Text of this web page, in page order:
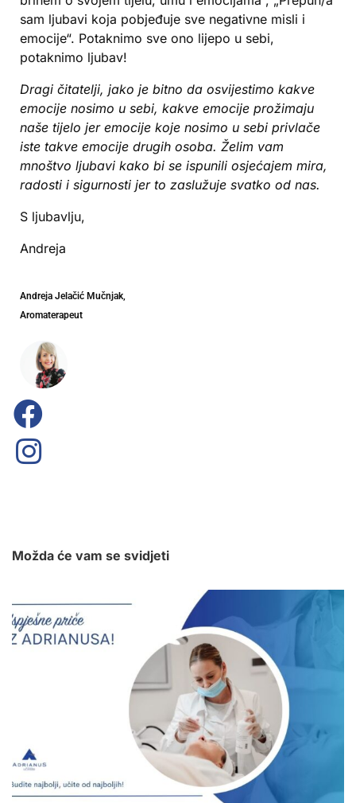
sam ljubavi koja pobjeđuje sve negativne misli i
emocije“. Potaknimo sve ono lijepo u sebi,
potaknimo ljubav!
Dragi čitatelji, jako je bitno da osvijestimo kakve
emocije nosimo u sebi, kakve emocije prožimaju
naše tijelo jer emocije koje nosimo u sebi privlače
iste takve emocije drugih osoba. Želim vam
mnoštvo ljubavi kako bi se ispunili osjećajem mira,
radosti i sigurnosti jer to zaslužuje svatko od nas.
S ljubavlju,
Andreja
Andreja Jelačić Mučnjak,
Aromaterapeut
Možda će vam se svidjeti